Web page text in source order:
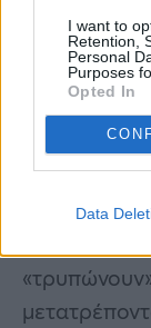
I want to
Retention,
Personal
Purposes
Opted In
Data
Βήμα #5: